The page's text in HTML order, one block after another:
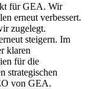
für GEA. Wir
erneut verbessert.
zugelegt.
steigern. Im
klaren
für die
strategischen
von GEA.